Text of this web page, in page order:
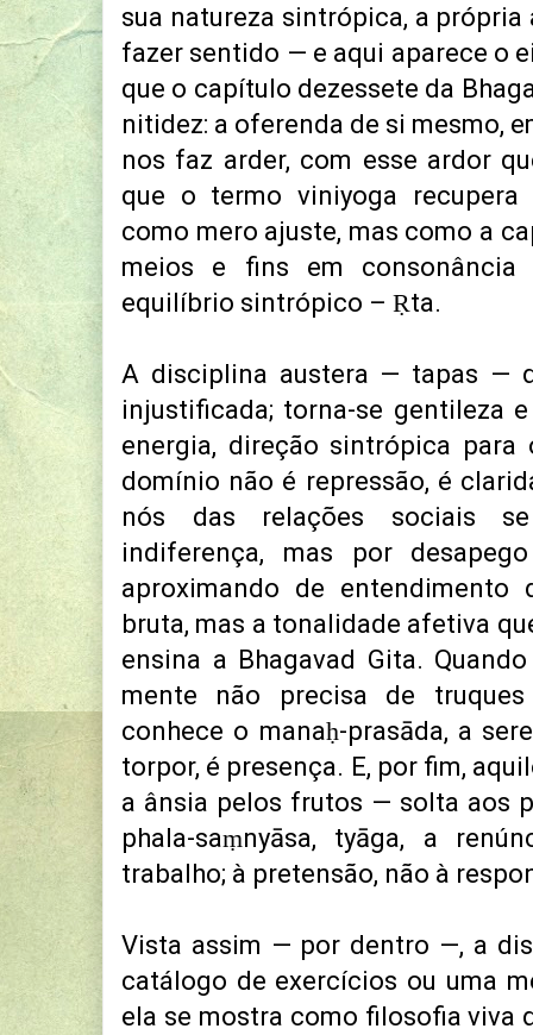
sua natureza sintrópica, a
fazer sentido — e aqui aparece o
que o capítulo dezessete da
nitidez: a oferenda de si mesmo,
nos faz arder, com esse ardor
que o termo viniyoga recupera
como mero ajuste, mas como a
meios e fins em
equilíbrio sintrópico – Ṛta.
A disciplina austera — tapas —
injustificada; torna-se gentileza
energia, direção sintrópica para
domínio não é repressão, é
nós das relações sociais
indiferença, mas por
aproximando de entendimento
bruta, mas a tonalidade afetiva
ensina a Bhagavad Gita.
mente não precisa de
conhece o manaḥ-prasāda, a
torpor, é presença. E, por fim,
a ânsia pelos frutos — solta aos
phala-saṃnyāsa, tyāga, a
trabalho; à pretensão, não à
Vista assim — por dentro —, a
catálogo de exercícios ou uma
ela se mostra como filosofia viva